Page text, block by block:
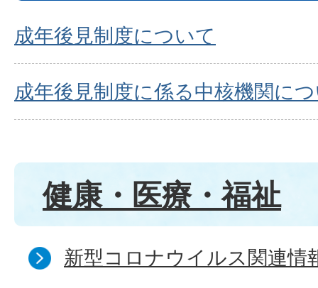
成年後見制度について
成年後見制度に係る中核機関に
健康・医療・福祉
新型コロナウイルス関連情